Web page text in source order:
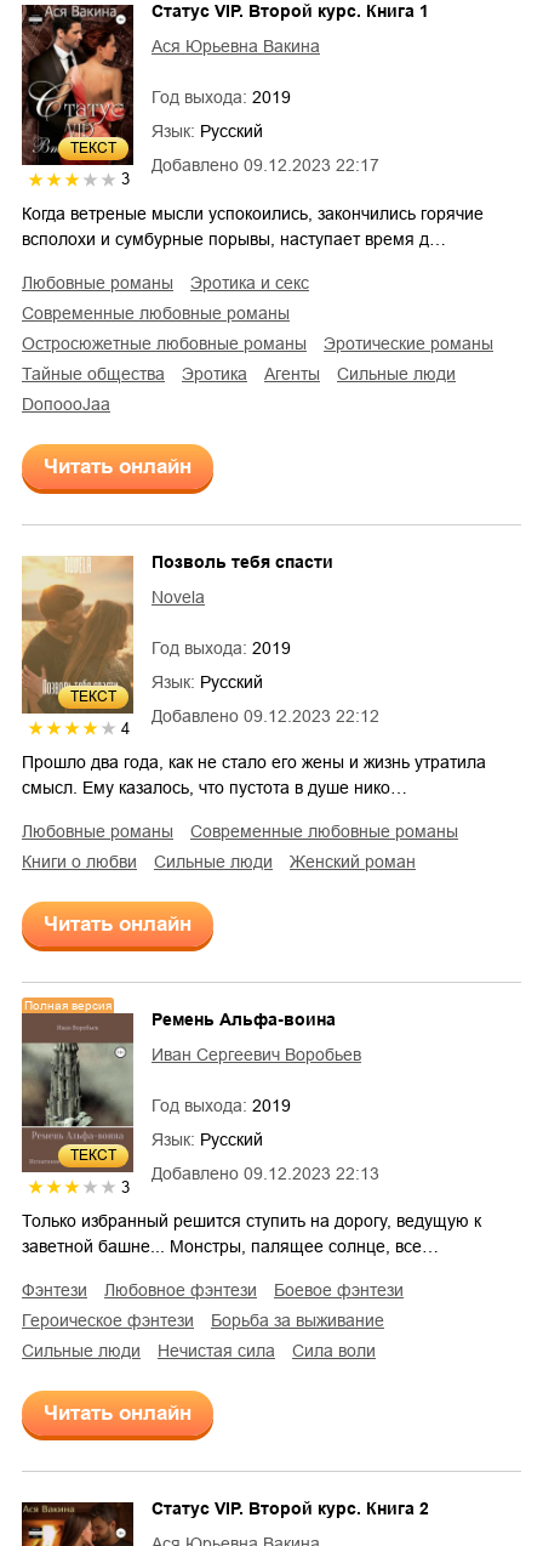
ТЕКСТ
3
Добавлено 09.12.2023 22:17
Статус VIP. Второй курс. Книга 1
Ася Юрьевна Вакина
Год выхода: 2019
Язык: Русский
Когда ветреные мысли успокоились, закончились горячие
всполохи и сумбурные порывы, наступает время д…
любовные романы
эротика и секс
современные любовные романы
остросюжетные любовные романы
эротические романы
тайные общества
эротика агенты
сильные люди
DoпоoоJaа
Читать онлайн
ТЕКСТ
4
Добавлено 09.12.2023 22:12
Позволь тебя спасти
Novela
Год выхода: 2019
Язык: Русский
Прошло два года, как не стало его жены и жизнь утратила
смысл. Ему казалось, что пустота в душе нико…
любовные романы
современные любовные романы
книги о любви
сильные люди женский роман
Читать онлайн
ТЕКСТ
Полная версия
3
Добавлено 09.12.2023 22:13
Ремень Альфа-воина
Иван Сергеевич Воробьев
Год выхода: 2019
Язык: Русский
Только избранный решится ступить на дорогу, ведущую к
заветной башне... Монстры, палящее солнце, все…
фэнтези любовное фэнтези
боевое фэнтези
героическое фэнтези
борьба за выживание
сильные люди
нечистая сила сила воли
Читать онлайн
Статус VIP. Второй курс. Книга 2